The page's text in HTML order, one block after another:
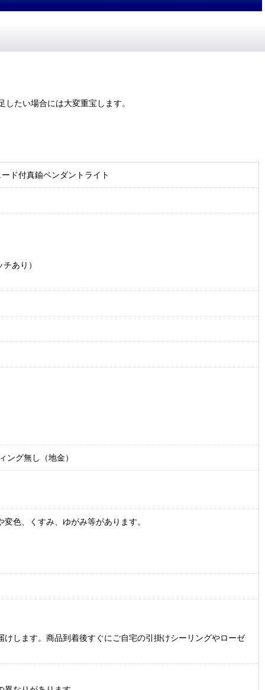
たい場合には大変重宝します。
ド付真鍮ペンダントライト
あり）
ング無し（地金）
色、くすみ、ゆがみ等があります。
します。商品到着後すぐにご自宅の引掛けシーリングやローゼ